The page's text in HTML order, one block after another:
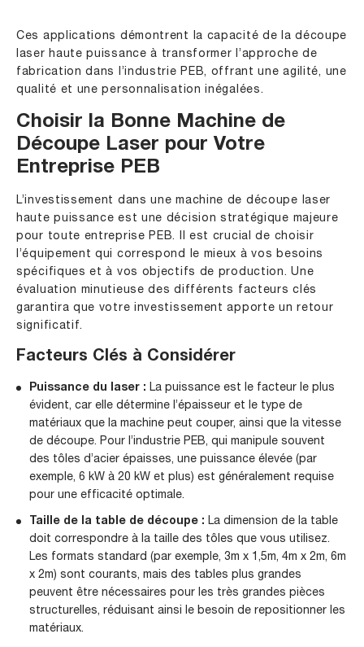
Ces applications démontrent la capacité de la découpe
laser haute puissance à transformer l’approche de
fabrication dans l’industrie PEB, offrant une agilité, une
qualité et une personnalisation inégalées.
Choisir la Bonne Machine de
Découpe Laser pour Votre
Entreprise PEB
L’investissement dans une machine de découpe laser
haute puissance est une décision stratégique majeure
pour toute entreprise PEB. Il est crucial de choisir
l’équipement qui correspond le mieux à vos besoins
spécifiques et à vos objectifs de production. Une
évaluation minutieuse des différents facteurs clés
garantira que votre investissement apporte un retour
significatif.
Facteurs Clés à Considérer
Puissance du laser : La puissance est le facteur le plus
évident, car elle détermine l’épaisseur et le type de
matériaux que la machine peut couper, ainsi que la vitesse
de découpe. Pour l’industrie PEB, qui manipule souvent
des tôles d’acier épaisses, une puissance élevée (par
exemple, 6 kW à 20 kW et plus) est généralement requise
pour une efficacité optimale.
Taille de la table de découpe : La dimension de la table
doit correspondre à la taille des tôles que vous utilisez.
Les formats standard (par exemple, 3m x 1,5m, 4m x 2m, 6m
x 2m) sont courants, mais des tables plus grandes
peuvent être nécessaires pour les très grandes pièces
structurelles, réduisant ainsi le besoin de repositionner les
matériaux.